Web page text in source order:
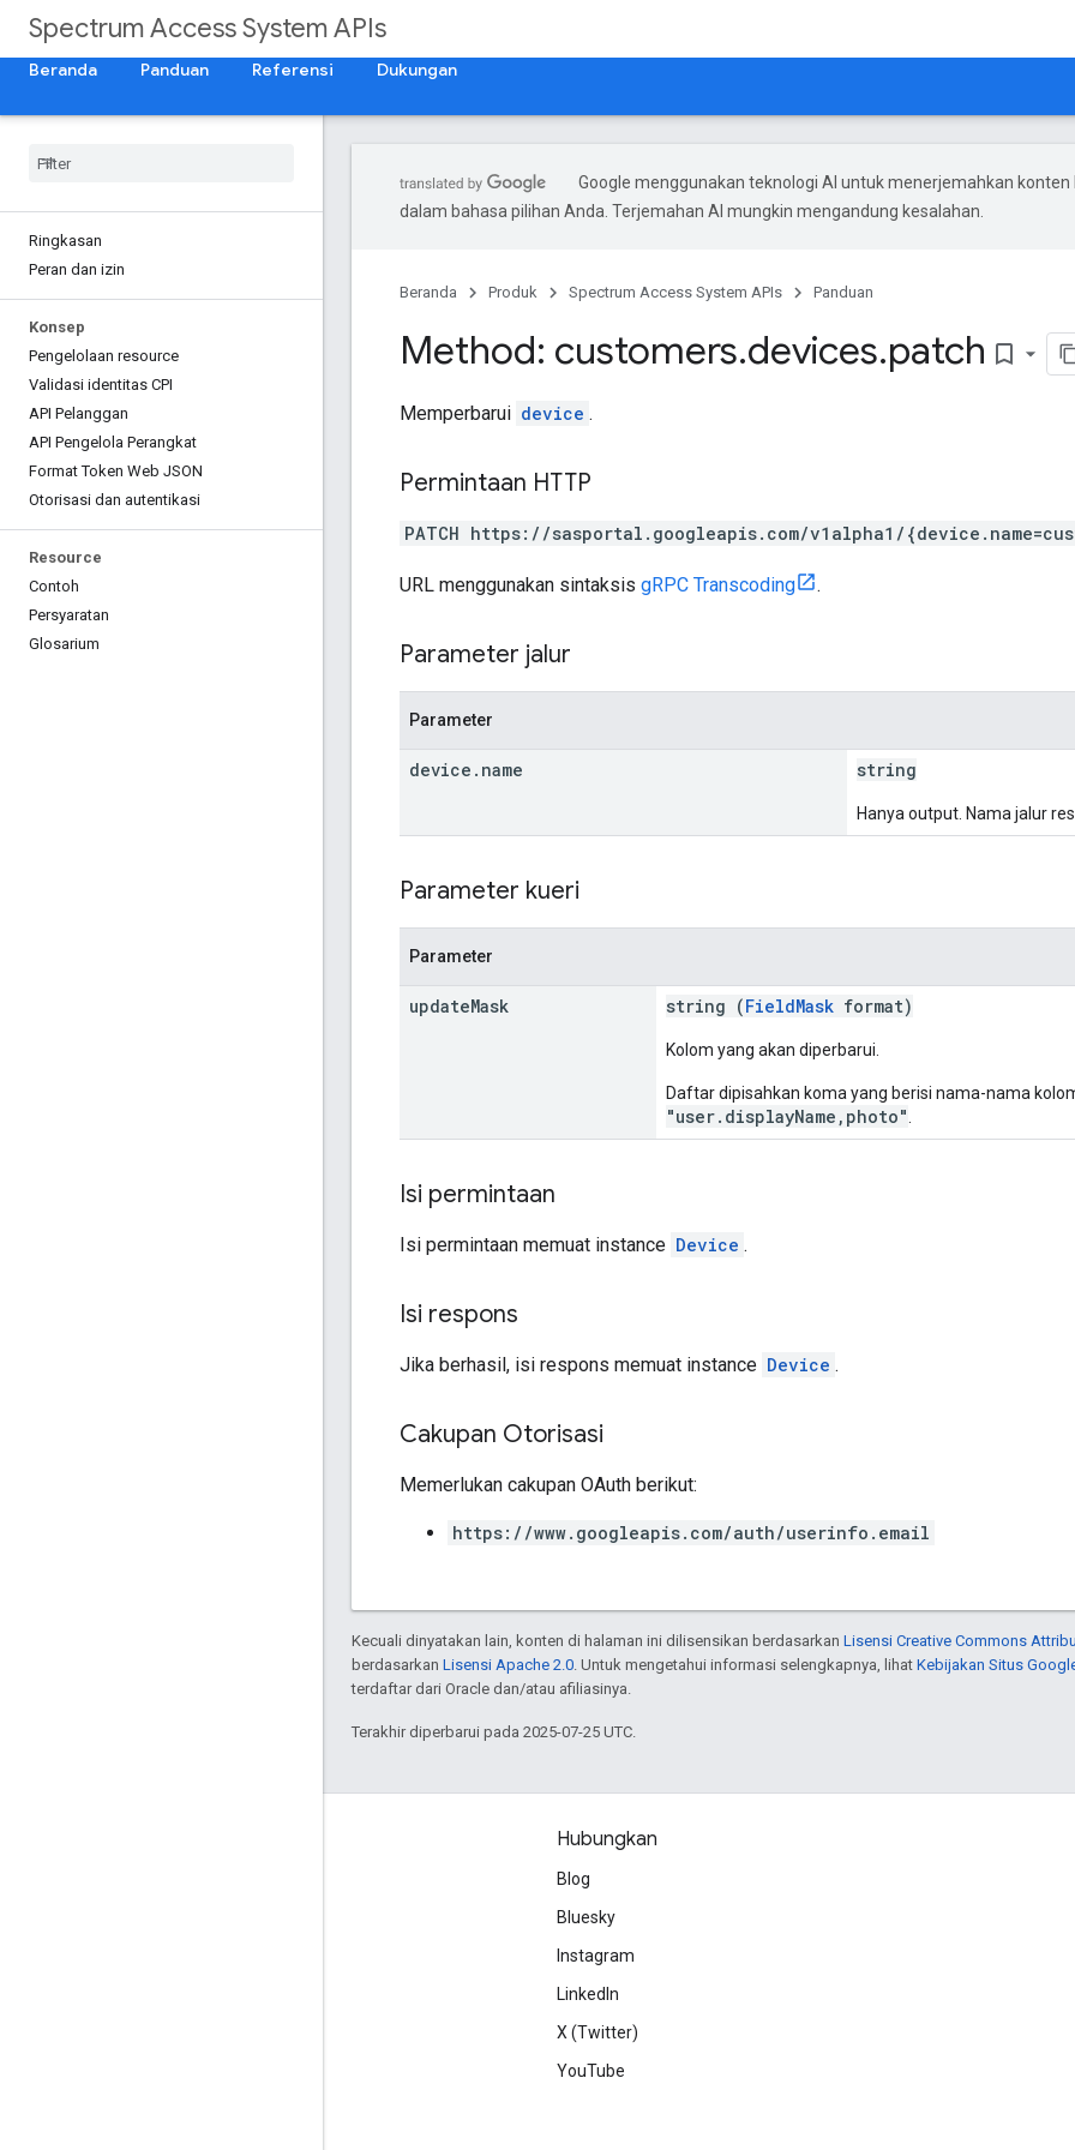
Spectrum Access System APIs
Beranda
Panduan Referensi Dukungan
Ringkasan
Peran dan izin
Konsep
Pengelolaan resource
Validasi identitas CPI
API Pelanggan
API Pengelola Perangkat
Format Token Web JSON
Otorisasi dan autentikasi
Resource
Contoh
Persyaratan
Glosarium
Google menggunakan teknologi AI untuk menerjemahkan konten
dalam bahasa pilihan Anda. Terjemahan AI mungkin mengandung kesalahan.
Beranda Produk Spectrum Access System APIs Panduan
Method: customers.devices.patch bookmark_border
Memperbarui device .
Permintaan HTTP
PATCH https://sasportal.googleapis.com/v1alpha1/
URL menggunakan sintaksis gRPC Transcoding .
Parameter jalur
Parameter
device . name string
Hanya output. Nama jalur
Parameter kueri
Parameter
updateMask string (FieldMask format)
Kolom yang akan diperbarui.
Daftar dipisahkan koma yang berisi nama-nama
"user.displayName,photo"
Isi permintaan
Isi permintaan memuat instance Device .
Isi respons
Jika berhasil, isi respons memuat instance Device .
Cakupan Otorisasi
Memerlukan cakupan OAuth berikut:
https://www.googleapis.com/auth/userinfo.email
Kecuali dinyatakan lain, konten di halaman ini dilisensikan berdasarkan Lisensi Creative Commons
berdasarkan Lisensi Apache 2.0 . Untuk mengetahui informasi selengkapnya, lihat Kebijakan Situs
terdaftar dari Oracle dan/atau afiliasinya.
Terakhir diperbarui pada 2025-07-25 UTC.
Hubungkan
Blog
Bluesky
Instagram
LinkedIn
X (Twitter)
YouTube